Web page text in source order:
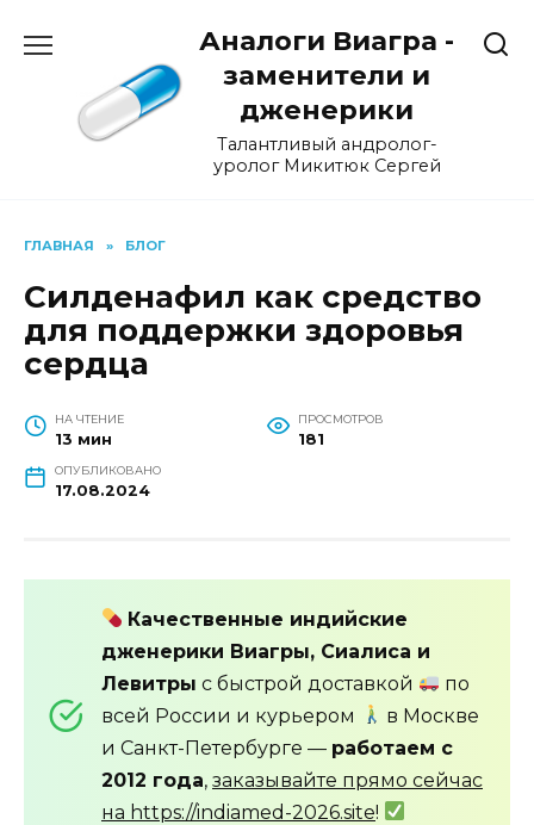
Аналоги Виагра -
заменители и
дженерики
Талантливый андролог-
уролог Микитюк Сергей
ГЛАВНАЯ » БЛОГ
Силденафил как средство
для поддержки здоровья
сердца
НА ЧТЕНИЕ
13 мин
ПРОСМОТРОВ
181
ОПУБЛИКОВАНО
17.08.2024
Качественные индийские
дженерики Виагры, Сиалиса и
Левитры с быстрой доставкой
по
всей России и курьером
в Москве
и Санкт-Петербурге — работаем с
2012 года, заказывайте прямо сейчас
на https://indiamed-2026.site!